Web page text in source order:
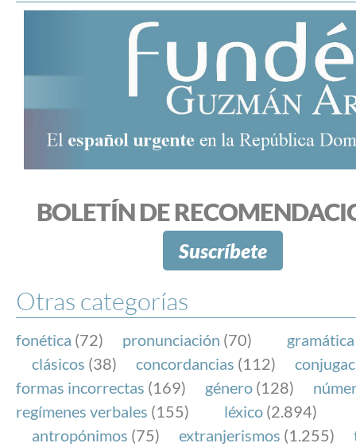
BOLETÍN DE
Suscríbete
Otras categorías
fonética (72) pronunciación (70) gramática
clásicos (38) concordancias (112)
formas incorrectas (169) género (128)
regímenes verbales (155) léxico (2.894)
antropónimos (75) extranjerismos (1.255)